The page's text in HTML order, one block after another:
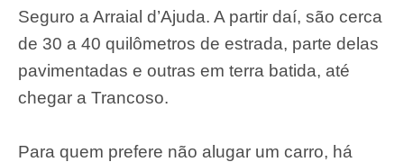
Seguro a Arraial d’Ajuda. A partir daí, são cerca
de 30 a 40 quilômetros de estrada, parte delas
pavimentadas e outras em terra batida, até
chegar a Trancoso.
Para quem prefere não alugar um carro, há